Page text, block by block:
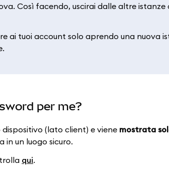
Così facendo, uscirai dalle altre istanze
ai tuoi account solo aprendo una nuova
per me?
(lato client) e viene mostrata
in un luogo sicuro.
qui.